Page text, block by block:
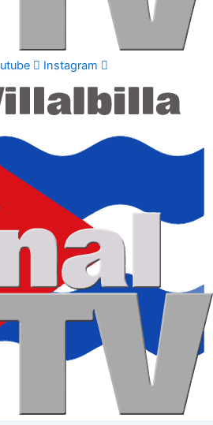
Instagram